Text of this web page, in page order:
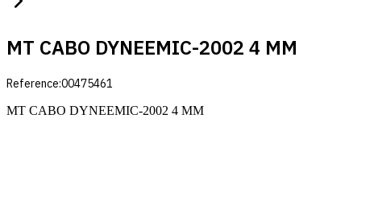
MT CABO DYNEEMIC-2002 4 MM
Reference:00475461
MT CABO DYNEEMIC-2002 4 MM